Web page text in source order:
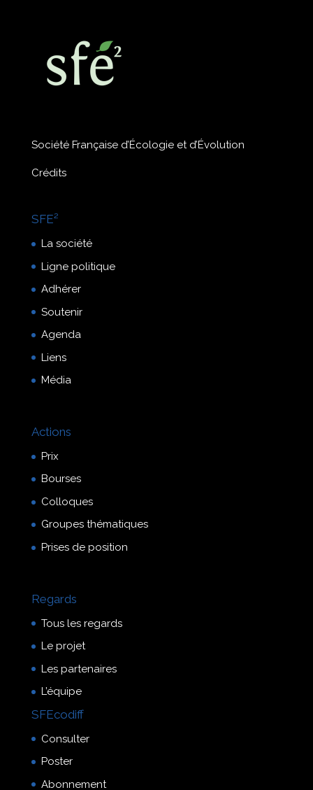
Société Française d’Écologie et d’Évolution
Crédits
SFE²
La société
Ligne politique
Adhérer
Soutenir
Agenda
Liens
Média
Actions
Prix
Bourses
Colloques
Groupes thématiques
Prises de position
Regards
Tous les regards
Le projet
Les partenaires
L’équipe
SFEcodiff
Consulter
Poster
Abonnement